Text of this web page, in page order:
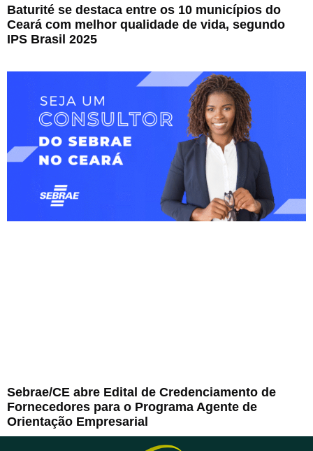
Baturité se destaca entre os 10 municípios do
Ceará com melhor qualidade de vida, segundo
IPS Brasil 2025
Sebrae/CE abre Edital de Credenciamento de
Fornecedores para o Programa Agente de
Orientação Empresarial